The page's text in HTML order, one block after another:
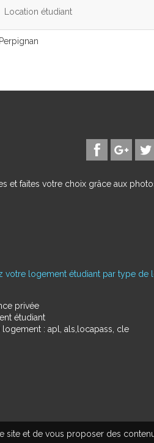
site et de vous proposer des
Location étudiant
et faites votre choix grâce aux
votre logement étudiant par type de
privée
étudiant
logement : apl, als,locapass, cle